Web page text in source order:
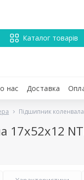
Каталог товарів
нас Доставка
Підшипник
17х52х12